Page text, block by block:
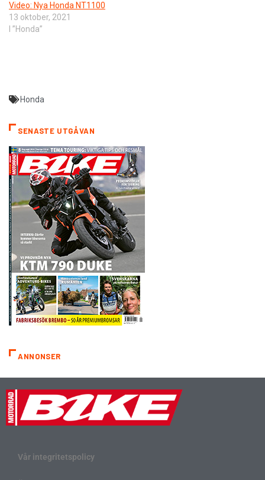
Video: Nya Honda NT1100
13 oktober, 2021
I ”Honda”
Honda
SENASTE UTGÅVAN
ANNONSER
Vår integritetspolicy